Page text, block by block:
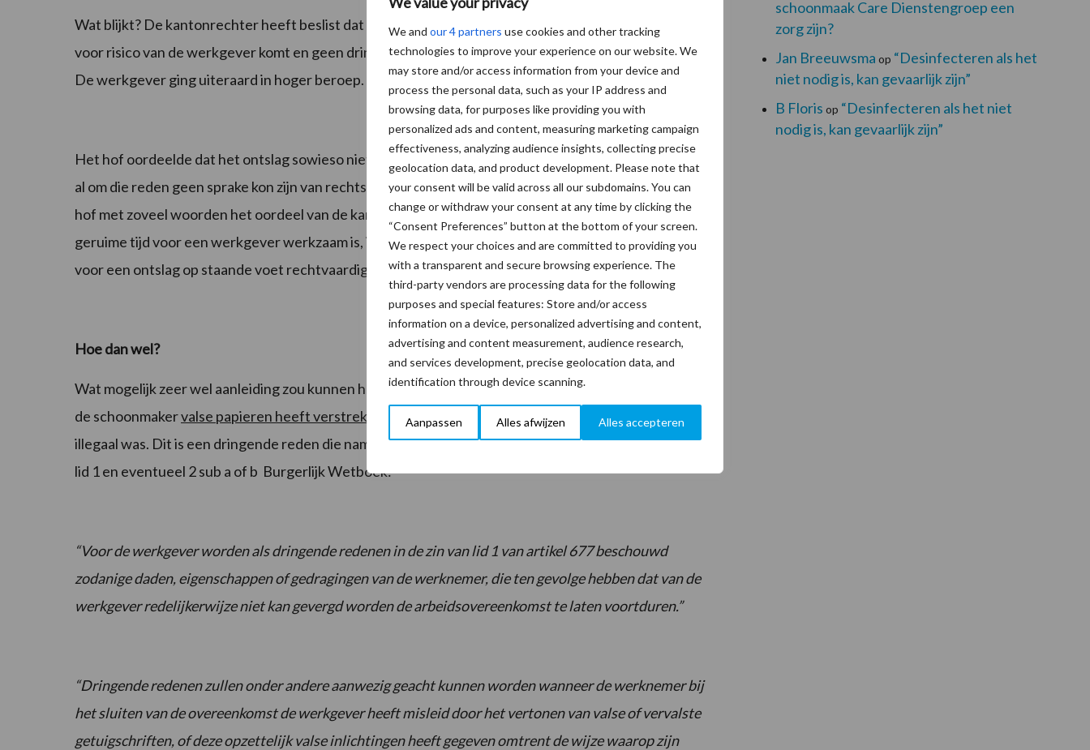
We and our 4 partners use cookies and other tracking
technologies to improve your experience on our website. We
may store and/or access information from your device and
process the personal data, such as your IP address and
browsing data, for purposes like providing you with
personalized ads and content, measuring marketing campaign
effectiveness, analyzing audience insights, collecting precise
geolocation data, and product development. Please note that
your consent will be valid across all our subdomains. You can
change or withdraw your consent at any time by clicking the
“Consent Preferences” button at the bottom of your screen.
We respect your choices and are committed to providing you
with a transparent and secure browsing experience. The
third-party vendors are processing data for the following
purposes and special features: Store and/or access
information on a device, personalized advertising and content,
advertising and content measurement, audience research,
and services development, precise geolocation data, and
identification through device scanning.
Aanpassen Alles afwijzen Alles accepteren
Wat blijkt? De kantonrechter heeft beslist dat het ontbreken van een tewerkstellingsvergunning
voor risico van de werkgever komt en geen dringende reden oplevert voor ontslag op staande voet.
De werkgever ging uiteraard in hoger beroep.
Het hof oordeelde dat het ontslag sowieso niet onverwijld was verleend (7 juni-19 juli), zodat alleen
al om die reden geen sprake kon zijn van rechtsgeldig ontslag op staande voet. Verder bevestigt het
hof met zoveel woorden het oordeel van de kantonrechter dat het feit dat een schoonmaker, die al
geruime tijd voor een werkgever werkzaam is, illegaal in Nederland verblijft, geen dringende reden
voor een ontslag op staande voet rechtvaardigt!
Hoe dan wel?
Wat mogelijk zeer wel aanleiding zou kunnen hebben gegeven tot een ontslag op staande voet is dat
de schoonmakervalse papieren heeft verstrekt aan de werkgever en heeft verzwegen
dat hij
illegaal was. Dit is een dringende reden die namelijk letterlijk in de wet is opgenomen in artikel 7:678
lid 1 en eventueel 2 sub a of b Burgerlijk Wetboek:
“Voor de werkgever worden als dringende redenen in de zin van lid 1 van artikel 677 beschouwd
zodanige daden, eigenschappen of gedragingen van de werknemer, die ten gevolge hebben dat van de
werkgever redelijkerwijze niet kan gevergd worden de arbeidsovereenkomst te laten voortduren.”
“Dringende redenen zullen onder andere aanwezig geacht kunnen worden wanneer de werknemer bij
het sluiten van de overeenkomst de werkgever heeft misleid door het vertonen van valse of vervalste
getuigschriften, of deze opzettelijk valse inlichtingen heeft gegeven omtrent de wijze waarop zijn
schoonmaak Care Dienstengroep een
zorg zijn?
Jan Breeuwsma op “Desinfecteren als het
niet nodig is, kan gevaarlijk zijn”
B Floris op “Desinfecteren als het niet
nodig is, kan gevaarlijk zijn”